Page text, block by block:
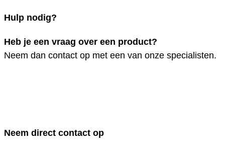
Hulp nodig?
Heb je een vraag over een product?
Neem dan contact op met een van onze specialisten.
Neem direct contact op